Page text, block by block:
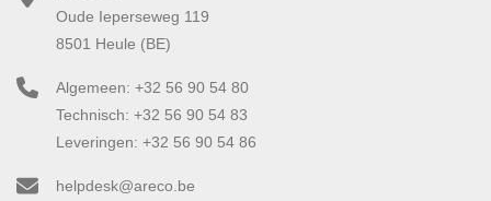
Oude Ieperseweg 119
8501 Heule (BE)
Algemeen: +32 56 90 54 80
Technisch: +32 56 90 54 83
Leveringen: +32 56 90 54 86
helpdesk@areco.be